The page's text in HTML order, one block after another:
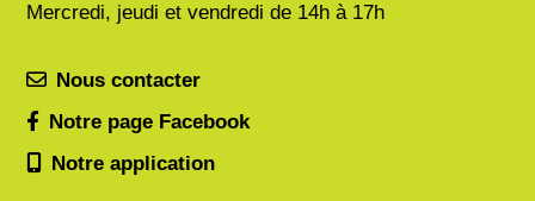
Mercredi, jeudi et vendredi de 14h à 17h
Nous contacter
Notre page Facebook
Notre application